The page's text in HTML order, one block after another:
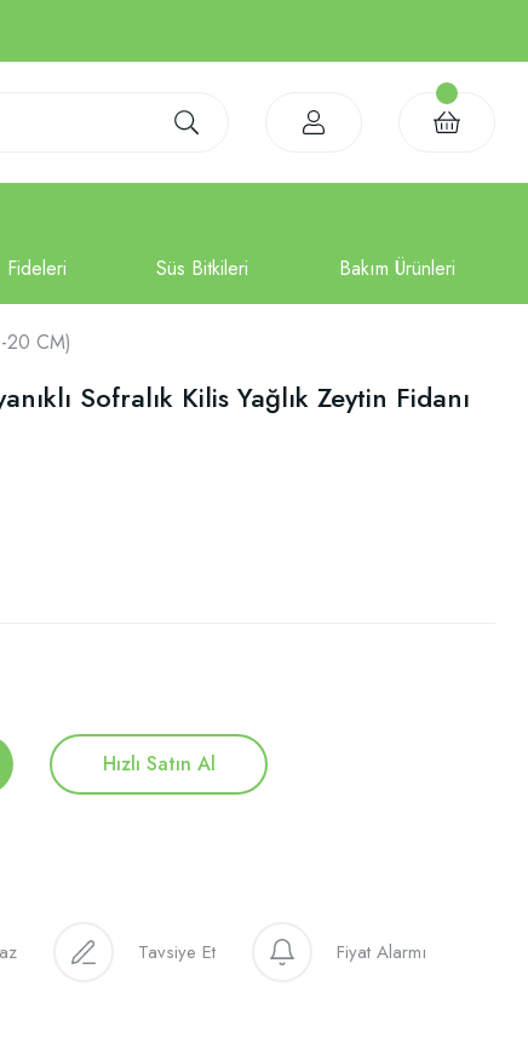
20 CM)
Sofralık Kilis Yağlık Zeytin Fidanı
Hızlı Satın Al
Tavsiye Et Fiyat Alarmı